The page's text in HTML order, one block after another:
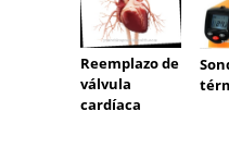
Reemplazo de
válvula
cardíaca